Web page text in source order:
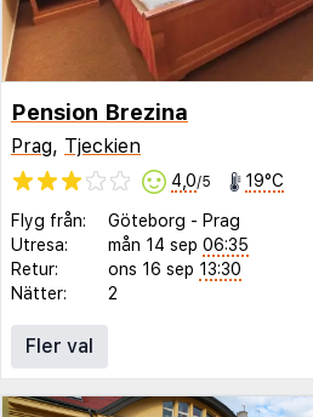
Pension Brezina
Prag, Tjeckien
4,0/5 19°C
Flyg från: Göteborg - Prag
Utresa:
mån 14 sep 06:35
Retur:
ons 16 sep 13:30
Nätter:
2
Fler val